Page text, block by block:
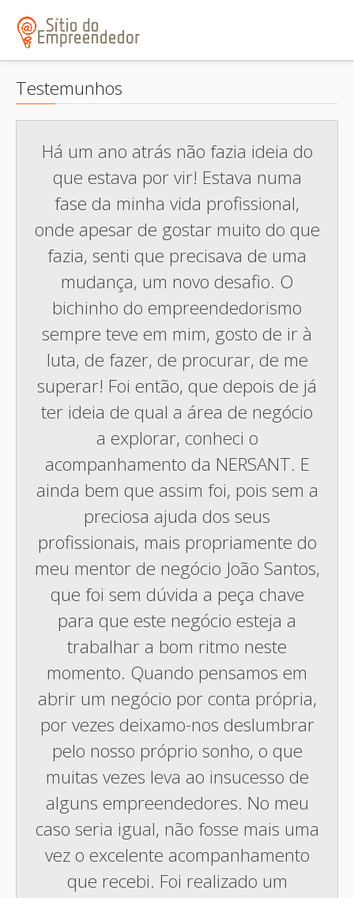
Testemunhos
Há um ano atrás não fazia ideia do
que estava por vir! Estava numa
fase da minha vida profissional,
onde apesar de gostar muito do que
fazia, senti que precisava de uma
mudança, um novo desafio. O
bichinho do empreendedorismo
sempre teve em mim, gosto de ir à
luta, de fazer, de procurar, de me
superar! Foi então, que depois de já
ter ideia de qual a área de negócio
a explorar, conheci o
acompanhamento da NERSANT. E
ainda bem que assim foi, pois sem a
preciosa ajuda dos seus
profissionais, mais propriamente do
meu mentor de negócio João Santos,
que foi sem dúvida a peça chave
para que este negócio esteja a
trabalhar a bom ritmo neste
momento. Quando pensamos em
abrir um negócio por conta própria,
por vezes deixamo-nos deslumbrar
pelo nosso próprio sonho, o que
muitas vezes leva ao insucesso de
alguns empreendedores. No meu
caso seria igual, não fosse mais uma
vez o excelente acompanhamento
que recebi. Foi realizado um